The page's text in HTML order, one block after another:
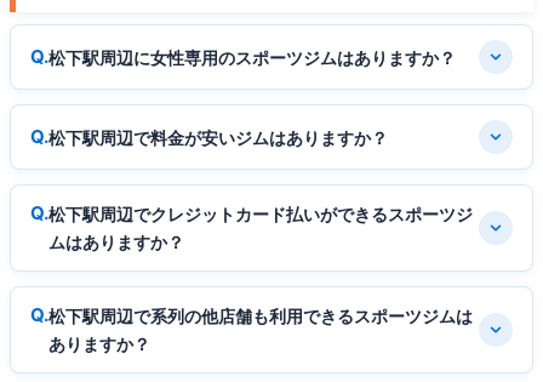
松下駅周辺に女性専用のスポーツジムはありますか？
松下駅周辺で料金が安いジムはありますか？
松下駅周辺でクレジットカード払いができるスポーツジ
ムはありますか？
松下駅周辺で系列の他店舗も利用できるスポーツジムは
ありますか？